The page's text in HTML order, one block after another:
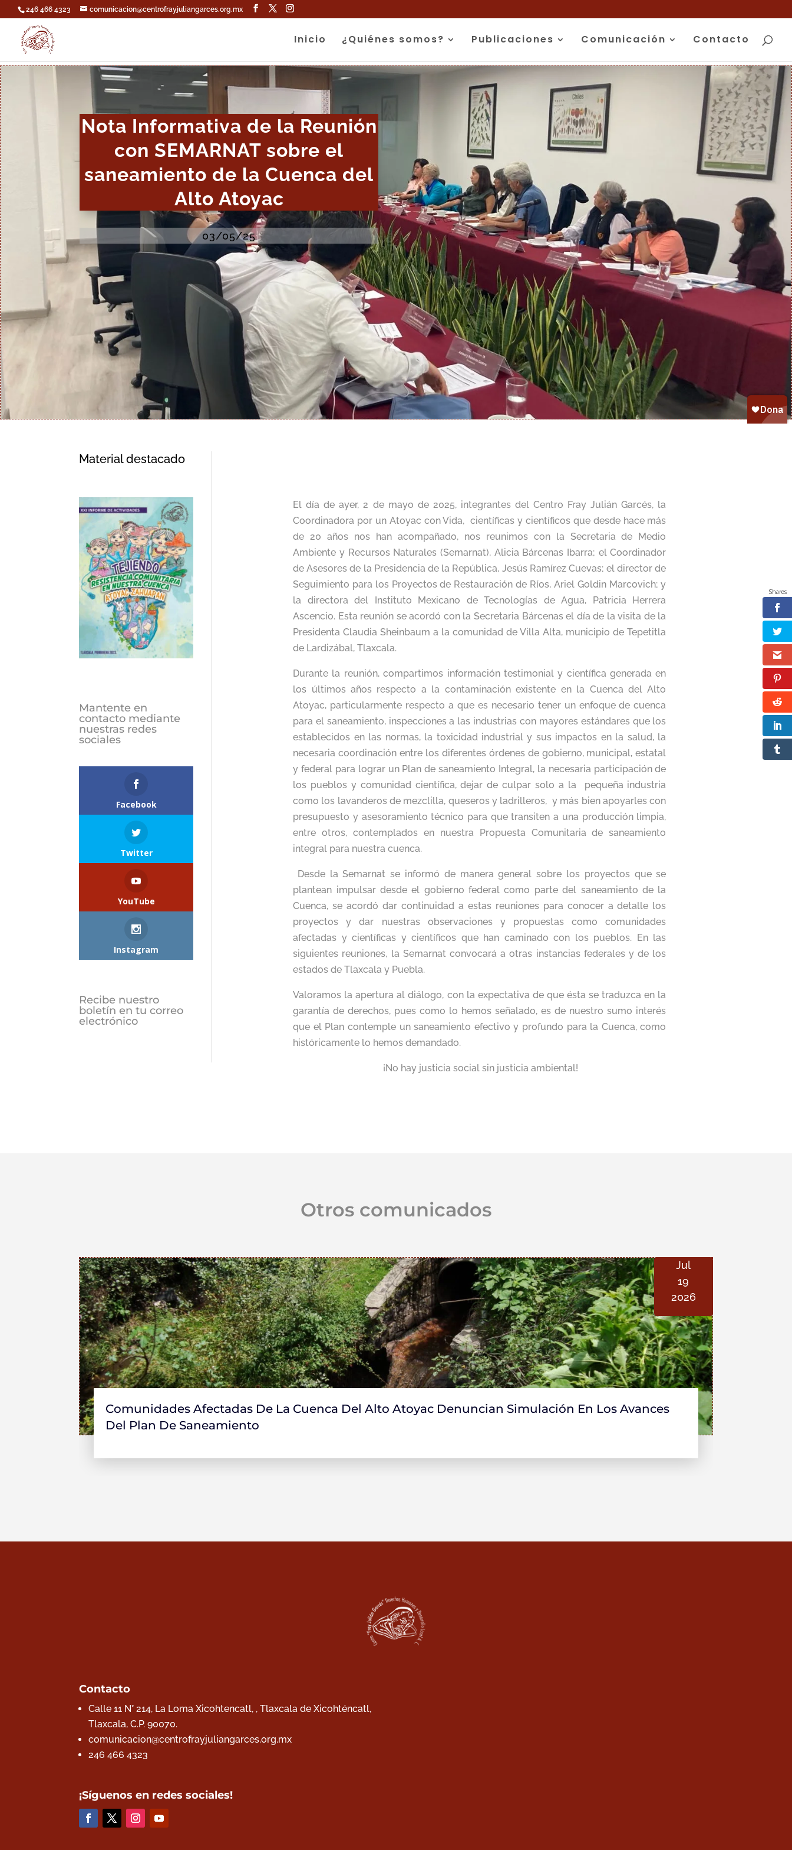
246 466 4323 comunicacion@centrofrayjuliangarces.org.mx
Inicio ¿Quiénes somos? Publicaciones Comunicación Contacto
Nota Informativa de la Reunión
con SEMARNAT sobre el
saneamiento de la Cuenca del
Alto Atoyac
03/05/25
Material destacado
Mantente en
contacto mediante
nuestras redes
sociales
Facebook
Twitter
YouTube
Instagram
Recibe nuestro
boletín en tu correo
electrónico
El día de ayer, 2 de mayo de 2025, integrantes del Centro Fray Julián Garcés, la
Coordinadora por un Atoyac con Vida, científicas y científicos que desde hace más
de 20 años nos han acompañado, nos reunimos con la Secretaria de Medio
Ambiente y Recursos Naturales (Semarnat), Alicia Bárcenas Ibarra; el Coordinador
de Asesores de la Presidencia de la República, Jesús Ramírez Cuevas; el director de
Seguimiento para los Proyectos de Restauración de Ríos, Ariel Goldin Marcovich; y
la directora del Instituto Mexicano de Tecnologías de Agua, Patricia Herrera
Ascencio. Esta reunión se acordó con la Secretaria Bárcenas el día de la visita de la
Presidenta Claudia Sheinbaum a la comunidad de Villa Alta, municipio de Tepetitla
de Lardizábal, Tlaxcala.
Durante la reunión, compartimos información testimonial y científica generada en
los últimos años respecto a la contaminación existente en la Cuenca del Alto
Atoyac, particularmente respecto a que es necesario tener un enfoque de cuenca
para el saneamiento, inspecciones a las industrias con mayores estándares que los
establecidos en las normas, la toxicidad industrial y sus impactos en la salud, la
necesaria coordinación entre los diferentes órdenes de gobierno, municipal, estatal
y federal para lograr un Plan de saneamiento Integral, la necesaria participación de
los pueblos y comunidad científica, dejar de culpar solo a la pequeña industria
como los lavanderos de mezclilla, queseros y ladrilleros, y más bien apoyarles con
presupuesto y asesoramiento técnico para que transiten a una producción limpia,
entre otros, contemplados en nuestra Propuesta Comunitaria de saneamiento
integral para nuestra cuenca.
Desde la Semarnat se informó de manera general sobre los proyectos que se
plantean impulsar desde el gobierno federal como parte del saneamiento de la
Cuenca, se acordó dar continuidad a estas reuniones para conocer a detalle los
proyectos y dar nuestras observaciones y propuestas como comunidades
afectadas y científicas y científicos que han caminado con los pueblos. En las
siguientes reuniones, la Semarnat convocará a otras instancias federales y de los
estados de Tlaxcala y Puebla.
Valoramos la apertura al diálogo, con la expectativa de que ésta se traduzca en la
garantía de derechos, pues como lo hemos señalado, es de nuestro sumo interés
que el Plan contemple un saneamiento efectivo y profundo para la Cuenca, como
históricamente lo hemos demandado.
¡No hay justicia social sin justicia ambiental!
Otros comunicados
Jul
19
2026
Comunidades Afectadas De La Cuenca Del Alto Atoyac Denuncian Simulación En Los Avances
Del Plan De Saneamiento
Contacto
Calle 11 N° 214, La Loma Xicohtencatl, , Tlaxcala de Xicohténcatl,
Tlaxcala,C.P. 90070.
comunicacion@centrofrayjuliangarces.org.mx
246 466 4323
¡Síguenos en redes sociales!
Shares